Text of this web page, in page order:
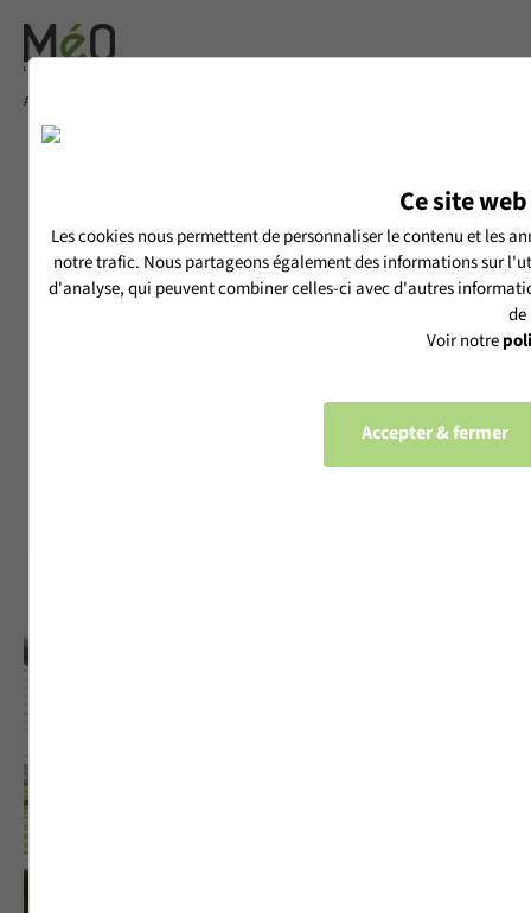
Ce site
Les cookies nous permettent de personnaliser le contenu et les
notre trafic. Nous partageons également des informations sur
d'analyse, qui peuvent combiner celles-ci avec d'autres
de
Voir notre
Accepter & fermer
Accueil
PANORAMIQUE POUR
UN LIEU D’EXCEPTION
Pour faire de ce Chai bordelais un lieu unique
où transparence et lumière s'accordent parfaitement avec
l'ancien, deux années d'échanges et de création auront été